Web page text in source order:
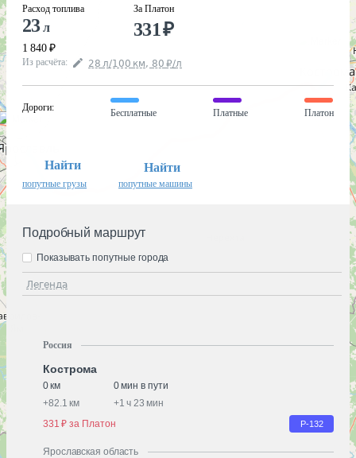
Расход топлива
23л
1 840 ₽
За Платон
331₽
Из расчёта: 28 л/100 км, 80 ₽/л
Дороги:
Бесплатные Платные Платон
Найти
попутные грузы
Найти
попутные машины
Подробный маршрут
Легенда
Показывать попутные города
Россия
Кострома
0 км
0 мин в пути
+82.1 км +1 ч 23 мин
331 ₽ за Платон
Р-132
Ярославская область